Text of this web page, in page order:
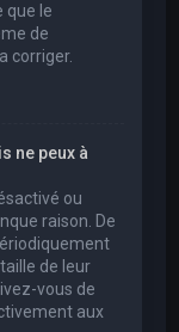
que le
de
corriger.
ne peux à
ou
raison. De
de leur
vous de
aux